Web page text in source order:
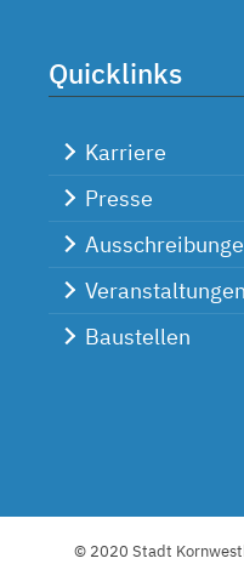
Quicklinks
Karriere
Presse
Veranstaltungen
Baustellen
© 2020 Stadt